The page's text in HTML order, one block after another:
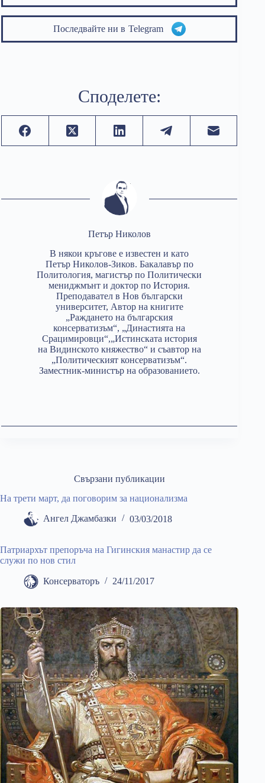
Последвайте ни в Telegram
Споделете:
Петър Николов
В някои кръгове е известен и като
Петър Николов-Зиков. Бакалавър по
Политология, магистър по Политически
мениджмънт и доктор по История.
Преподавател в Нов български
университет, Автор на книгите
„Раждането на българския
консерватизъм“, „Династията на
Срацимировци“,„Истинската история
на Видинското княжество“ и съавтор на
„Политическият консерватизъм“.
Заместник-министър на образованието.
Свързани публикации
На трети март, да поговорим за национализма
Ангел Джамбазки 03/03/2018
Патриархът препоръча на Гигинския манастир да се
служи по нов стил
Консерваторъ 24/11/2017